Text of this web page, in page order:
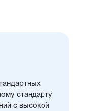
стандарту
с высокой